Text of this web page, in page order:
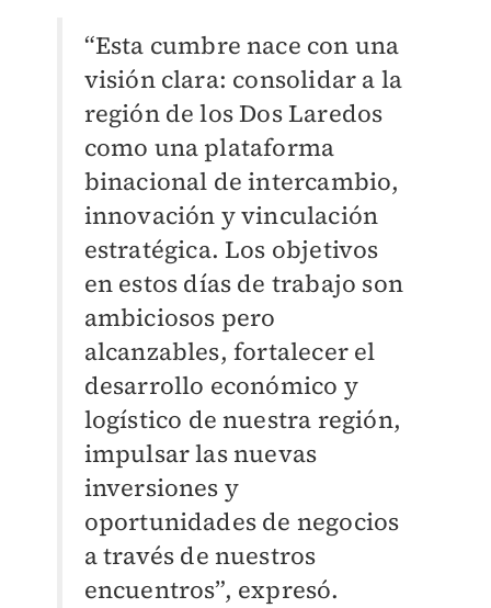
“Esta cumbre nace con una
visión clara: consolidar a la
región de los Dos Laredos
como una plataforma
binacional de intercambio,
innovación y vinculación
estratégica. Los objetivos
en estos días de trabajo son
ambiciosos pero
alcanzables, fortalecer el
desarrollo económico y
logístico de nuestra región,
impulsar las nuevas
inversiones y
oportunidades de negocios
a través de nuestros
encuentros”, expresó.